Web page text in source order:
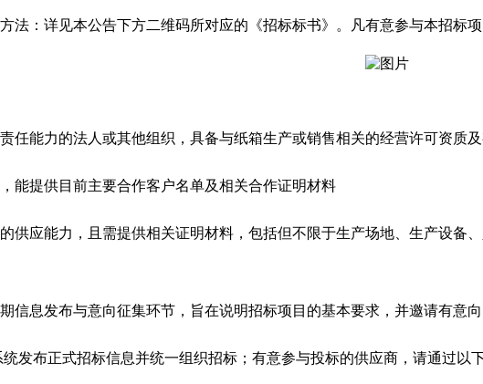
法：详见本公告下方二维码所对应的《招标标书》。凡有意参与本招标
任能力的法人或其他组织，具备与纸箱生产或销售相关的经营许可资质
能提供目前主要合作客户名单及相关合作证明材料
供应能力，且需提供相关证明材料，包括但不限于生产场地、生产设备
信息发布与意向征集环节，旨在说明招标项目的基本要求，并邀请有意
统发布正式招标信息并统一组织招标；有意参与投标的供应商，请通过